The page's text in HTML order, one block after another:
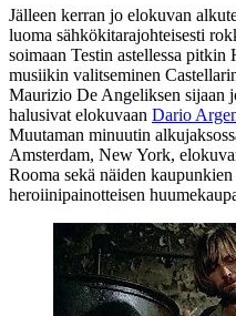
Jälleen kerran jo elokuvan
luoma sähkökitarajohteisesti
soimaan Testin astellessa
musiikin valitseminen
Maurizio De Angeliksen sijaan
halusivat elokuvaan Dario
Muutaman minuutin
Amsterdam, New York,
Rooma sekä näiden
heroiinipainotteisen